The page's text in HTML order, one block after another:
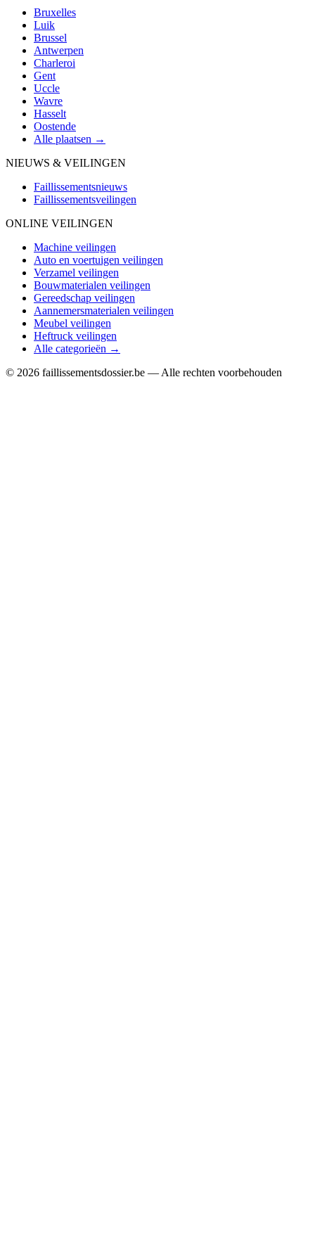
Bruxelles
Luik
Brussel
Antwerpen
Charleroi
Gent
Uccle
Wavre
Hasselt
Oostende
Alle plaatsen →
NIEUWS & VEILINGEN
Faillissementsnieuws
Faillissementsveilingen
ONLINE VEILINGEN
Machine veilingen
Auto en voertuigen veilingen
Verzamel veilingen
Bouwmaterialen veilingen
Gereedschap veilingen
Aannemersmaterialen veilingen
Meubel veilingen
Heftruck veilingen
Alle categorieën →
© 2026 faillissementsdossier.be — Alle rechten voorbehouden